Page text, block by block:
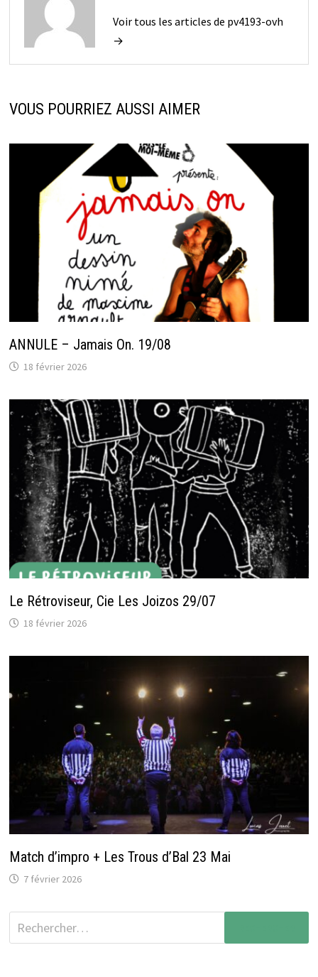
Voir tous les articles de pv4193-ovh
→
VOUS POURRIEZ AUSSI AIMER
ANNULE – Jamais On. 19/08
18 février 2026
Le Rétroviseur, Cie Les Joizos 29/07
18 février 2026
Match d’impro + Les Trous d’Bal 23 Mai
7 février 2026